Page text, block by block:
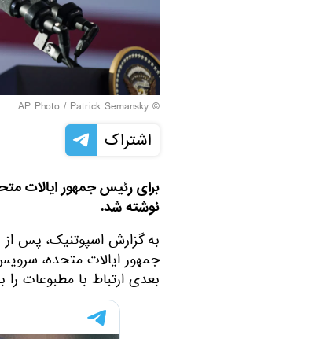
© AP Photo / Patrick Semansky
اشتراک
برای رئیس‌ جمهور ایالات
نوشته شد.
به گزارش اسپوتنیک، پس
جمهور ایالات متحده،
بعدی ارتباط با مطبوعات